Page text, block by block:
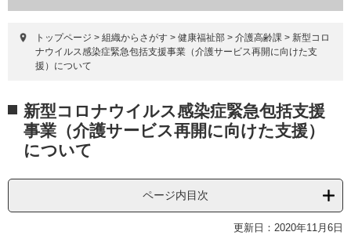
て
象
トップページ > 組織からさがす > 健康福祉部 > 介護高齢課 > 新型コロ
ナウイルス感染症緊急包括支援事業（介護サービス再開に向けた支
援）について
文 新型コロナウイルス感染症緊急包括支援
事業（介護サービス再開に向けた支援）
について
ページ内目次
更新日：2020年11月6日